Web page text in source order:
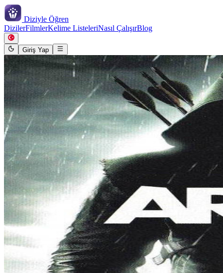
Diziyle Öğren
DizilerFilmlerKelime ListeleriNasıl ÇalışırBlog
Giriş Yap